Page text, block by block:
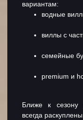
вариантам:
водные
виллы с
семейные
premium и
Ближе к сезону
всегда раскуплены.